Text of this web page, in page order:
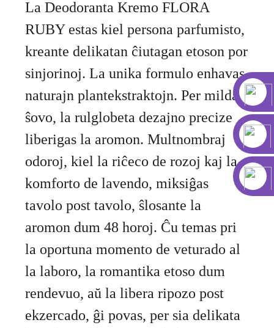
La Deodoranta Kremo FLORA
RUBY estas kiel persona parfumisto,
kreante delikatan ĉiutagan etoson por
sinjorinoj. La unika formulo enhavas
naturajn plantekstraktojn. Per milda
ŝovo, la rulglobeta dezajno precize
liberigas la aromon. Multnombraj
odoroj, kiel la riĉeco de rozoj kaj la
komforto de lavendo, miksiĝas
tavolo post tavolo, ŝlosante la
aromon dum 48 horoj. Ĉu temas pri
la oportuna momento de veturado al
la laboro, la romantika etoso dum
rendevuo, aŭ la libera ripozo post
ekzercado, ĝi povas, per sia delikata